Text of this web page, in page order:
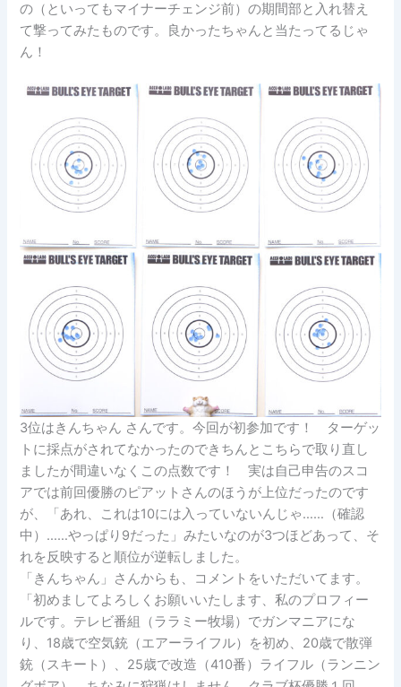
の（といってもマイナーチェンジ前）の期間部と入れ替え
て撃ってみたものです。良かったちゃんと当たってるじゃ
ん！
3位はきんちゃん さんです。今回が初参加です！ ターゲッ
トに採点がされてなかったのできちんとこちらで取り直し
ましたが間違いなくこの点数です！ 実は自己申告のスコ
アでは前回優勝のピアットさんのほうが上位だったのです
が、「あれ、これは10には入っていないんじゃ……（確認
中）……やっぱり9だった」みたいなのが3つほどあって、そ
れを反映すると順位が逆転しました。
「きんちゃん」さんからも、コメントをいただいてます。
「初めましてよろしくお願いいたします、私のプロフィー
ルです。テレビ番組（ララミー牧場）でガンマニアにな
り、18歳で空気銃（エアーライフル）を初め、20歳で散弾
銃（スキート）、25歳で改造（410番）ライフル（ランニン